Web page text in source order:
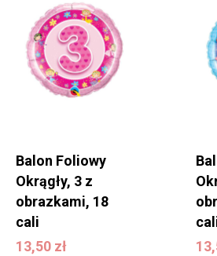
Balon Foliowy
Okrągły, 3 z
obrazkami, 18
cali
13,50 zł
13,50